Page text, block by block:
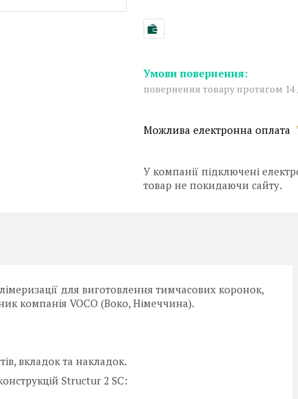
повернення товару протягом 14
У компанії підключені
товар не покидаючи сайту.
для виготовлення тимчасових коронок,
компанія VOCO (Воко, Німеччина).
вкладок та накладок.
Structur 2 SC: